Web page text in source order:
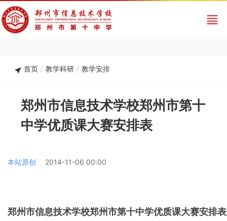
首页 / 教学科研 / 教学安排
郑州市信息技术学校郑州市第十
中学优质课大赛安排表
本站原创 2014-11-06 00:00
郑州市信息技术学校郑州市第十中学优质课大赛安排表